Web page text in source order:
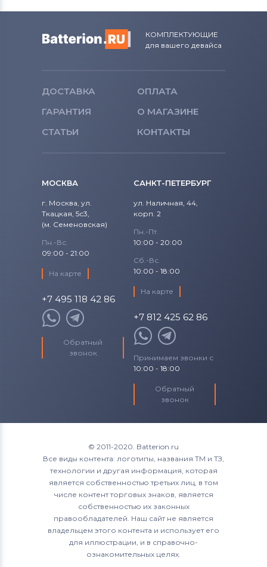
КОМПЛЕКТУЮЩИЕ
для вашего девайса
ДОСТАВКА
ОПЛАТА
ГАРАНТИЯ
О МАГАЗИНЕ
СТАТЬИ
КОНТАКТЫ
МОСКВА
г. Москва, ул.
Ткацкая, 5с3,
(м. Семеновская)
Пн.-Вс.
09:00 - 21:00
На карте
+7 495 118 42 86
Обратный
звонок
САНКТ-ПЕТЕРБУРГ
ул. Наличная, 44,
корп. 2
Пн.-Пт.
10:00 - 20:00
Сб.-Вс.
10:00 - 18:00
На карте
+7 812 425 62 86
Принимаем звонки с
10:00 - 18:00
Обратный
звонок
© 2011-2020. Batterion.ru
Все виды контента: логотипы, названия ТМ и ТЗ,
технологии и другая информация, которая
является собственностью третьих лиц, в том
числе контент торговых знаков, является
собственностью их законных
правообладателей. Наш сайт не является
владельцем этого контента и использует его
для иллюстрации, и в справочно-
ознакомительных целях.